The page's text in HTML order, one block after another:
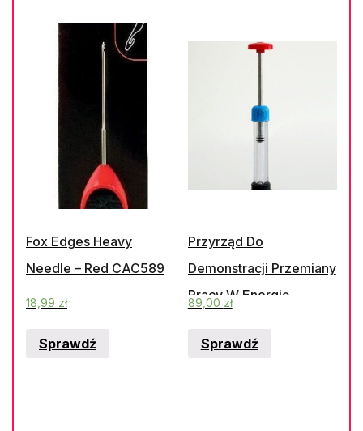
Fox Edges Heavy
Needle – Red CAC589
18,99 zł
Sprawdź
Przyrząd Do
Demonstracji Przemiany
Pracy W Energię
89,00 zł
Sprawdź